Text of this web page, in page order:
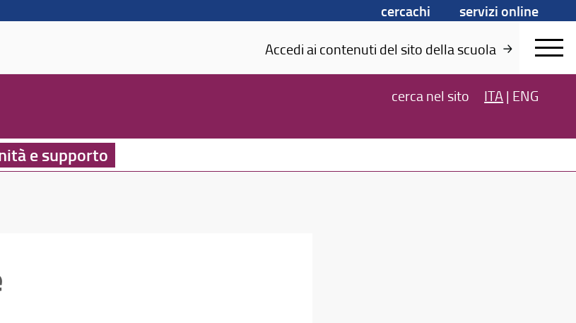
cercachi
servizi online
Accedi ai contenuti del sito della scuola
cerca nel sito ITA | ENG
e supporto